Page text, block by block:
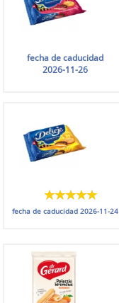
fecha de caducidad
2026-11-26
fecha de caducidad2026-11-24